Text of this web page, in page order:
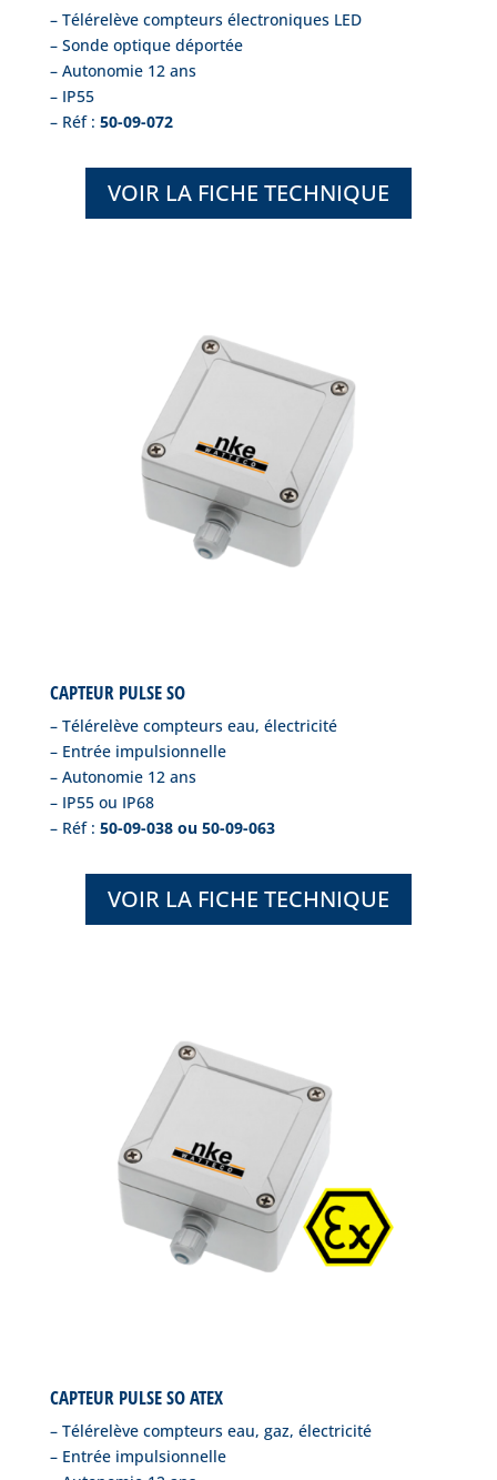
– Télérelève compteurs électroniques LED
– Sonde optique déportée
– Autonomie 12 ans
– IP55
– Réf : 50-09-072
VOIR LA FICHE TECHNIQUE
CAPTEUR PULSE SO
– Télérelève compteurs eau, électricité
– Entrée impulsionnelle
– Autonomie 12 ans
– IP55 ou IP68
– Réf : 50-09-038 ou 50-09-063
VOIR LA FICHE TECHNIQUE
CAPTEUR PULSE SO ATEX
– Télérelève compteurs eau, gaz, électricité
– Entrée impulsionnelle